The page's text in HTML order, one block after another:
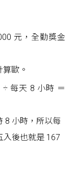
元，全勤獎金
歐。
每天 8 小時 ＝
8 小時，所以每
入後也就是 167